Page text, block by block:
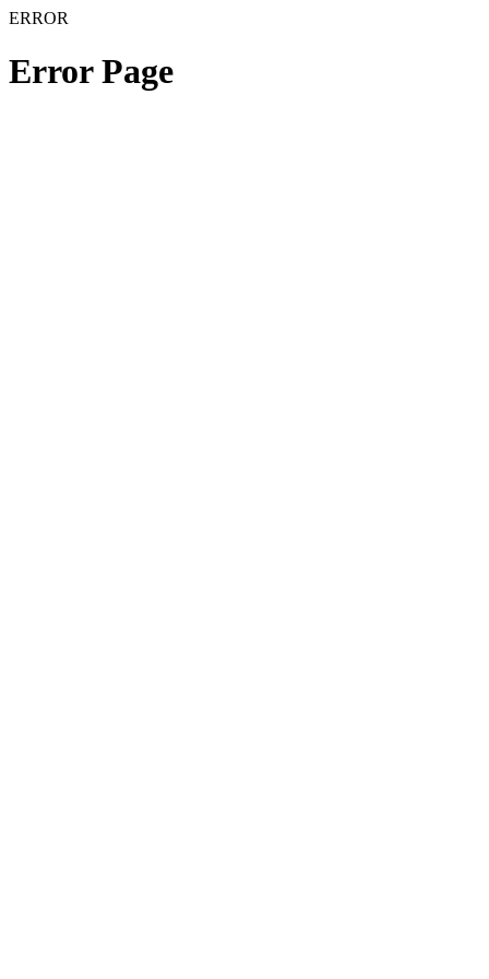
ERROR
Error Page